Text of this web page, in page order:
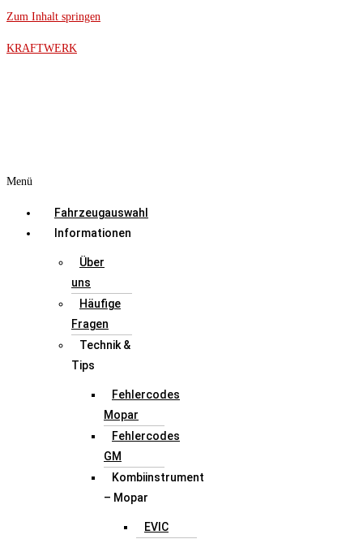
Zum Inhalt springen
KRAFTWERK
Menü
Fahrzeugauswahl
Informationen
Über
uns
Häufige
Fragen
Technik &
Tips
Fehlercodes
Mopar
Fehlercodes
GM
Kombiinstrument
– Mopar
EVIC